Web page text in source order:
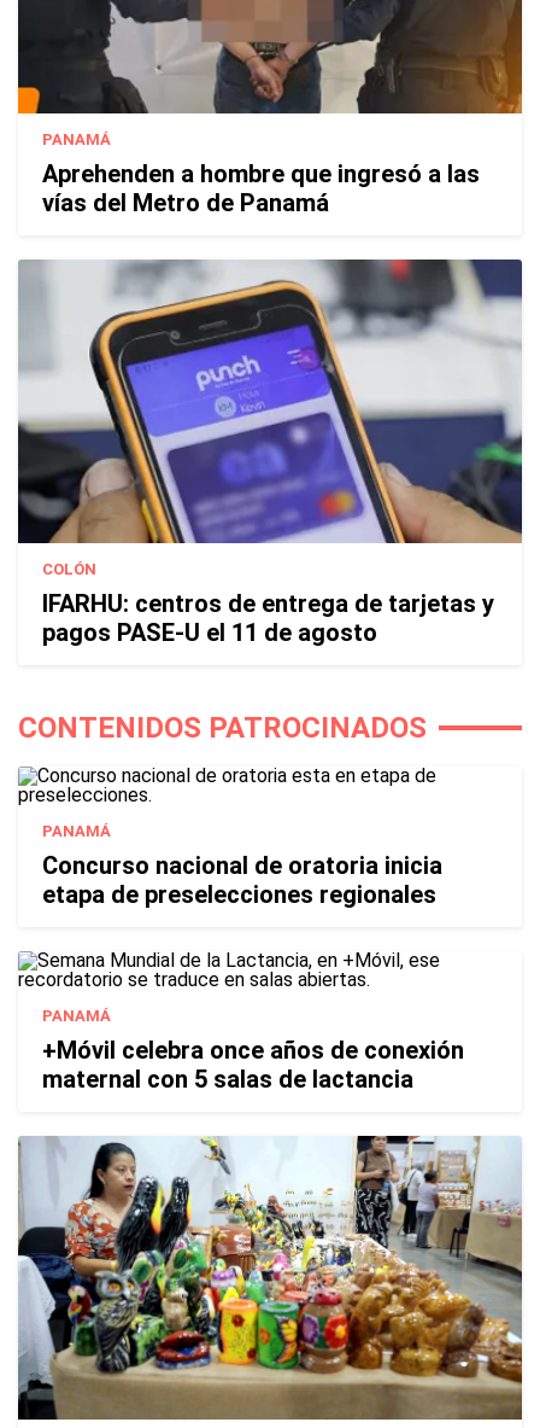
PANAMÁ
Aprehenden a hombre que ingresó a las
vías del Metro de Panamá
COLÓN
IFARHU: centros de entrega de tarjetas y
pagos PASE-U el 11 de agosto
CONTENIDOS PATROCINADOS
PANAMÁ
Concurso nacional de oratoria inicia
etapa de preselecciones regionales
PANAMÁ
+Móvil celebra once años de conexión
maternal con 5 salas de lactancia